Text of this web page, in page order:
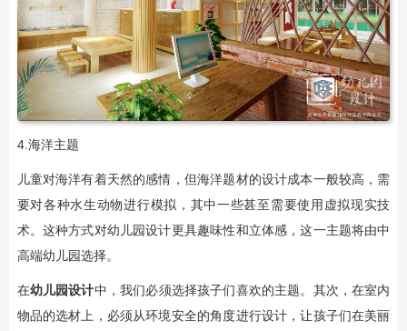
4.海洋主题
儿童对海洋有着天然的感情，但海洋题材的设计成本一般较高，需
要对各种水生动物进行模拟，其中一些甚至需要使用虚拟现实技
术。这种方式对幼儿园设计更具趣味性和立体感，这一主题将由中
高端幼儿园选择。
在幼儿园设计中，我们必须选择孩子们喜欢的主题。其次，在室内
物品的选材上，必须从环境安全的角度进行设计，让孩子们在美丽